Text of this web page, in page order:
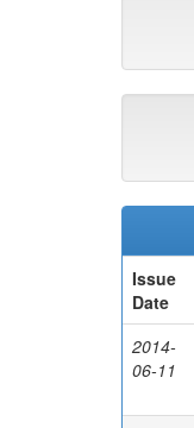
Issue
Date
2014-
06-11